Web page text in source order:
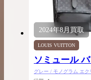
2024年8月買取
LOUIS VUITTON
ソミュール
パック
グレー / モノグラム エク